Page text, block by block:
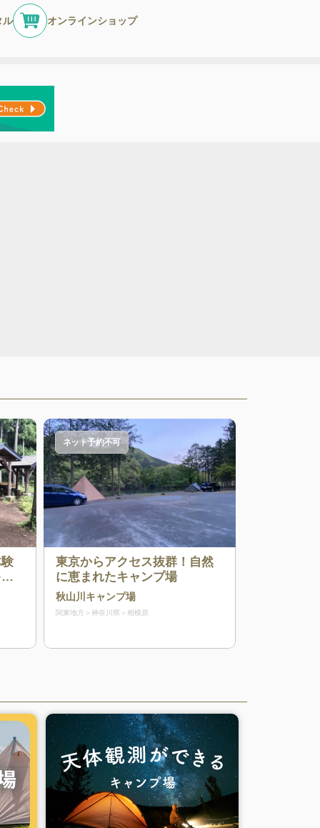
ル オンラインショップ
ネット予約不可
東京からアクセス抜群！自然
に恵まれたキャンプ場
秋山川キャンプ場
関東地方 神奈川県 相模原